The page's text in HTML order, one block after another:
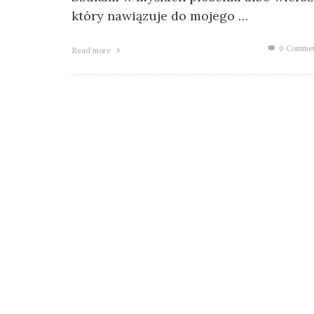
który nawiązuje do mojego …
Read more 0